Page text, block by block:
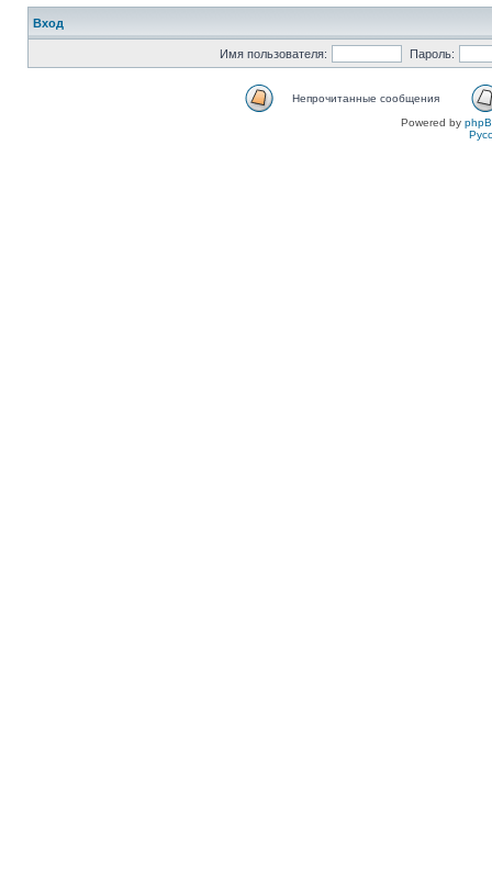
Вход
Имя пользователя: Пароль:
Непрочитанные сообщения
Powered by